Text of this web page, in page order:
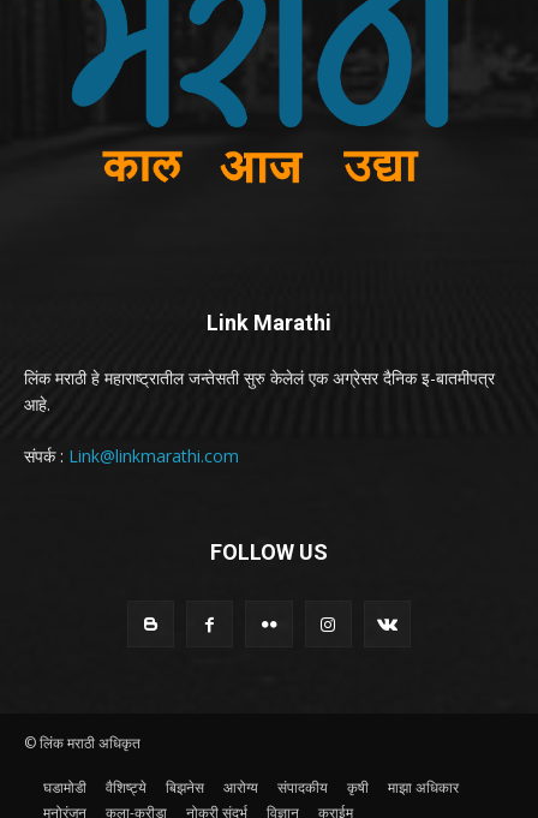
Link Marathi
लिंक मराठी हे महाराष्ट्रातील जन्तेसती सुरु केलेलं एक अग्रेसर दैनिक इ-बातमीपत्र
आहे.
संपर्क : Link@linkmarathi.com
FOLLOW US
© लिंक मराठी अधिकृत
घडामोडी वैशिष्ट्ये बिझनेस आरोग्य संपादकीय कृषी
माझा अधिकार
मनोरंजन
कला-क्रीडा नोकरी संदर्भ विज्ञान क्राईम